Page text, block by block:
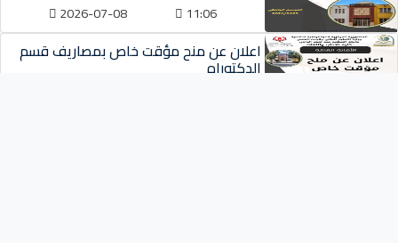
11:06
2026-07-08
اعلان عن منح مؤقت خاص بمصاريف قسم
الدكتوراه